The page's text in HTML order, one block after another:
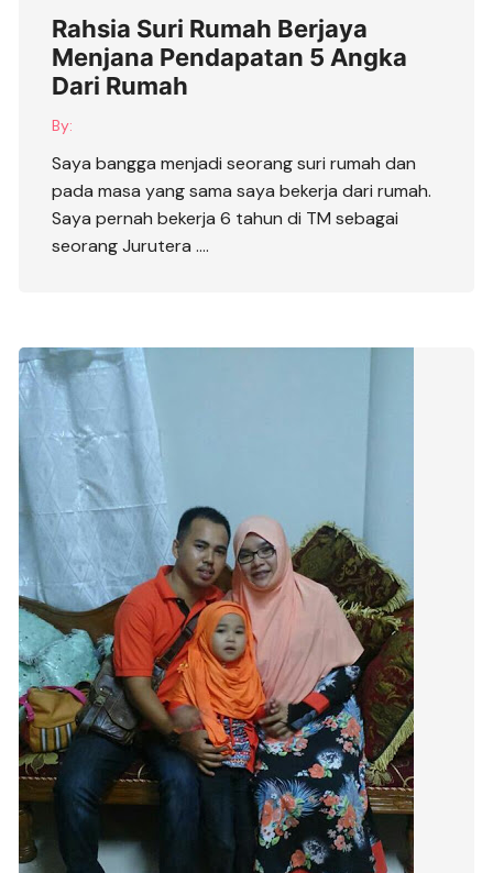
Rahsia Suri Rumah Berjaya
Menjana Pendapatan 5 Angka
Dari Rumah
By:
Saya bangga menjadi seorang suri rumah dan
pada masa yang sama saya bekerja dari rumah.
Saya pernah bekerja 6 tahun di TM sebagai
seorang Jurutera ….